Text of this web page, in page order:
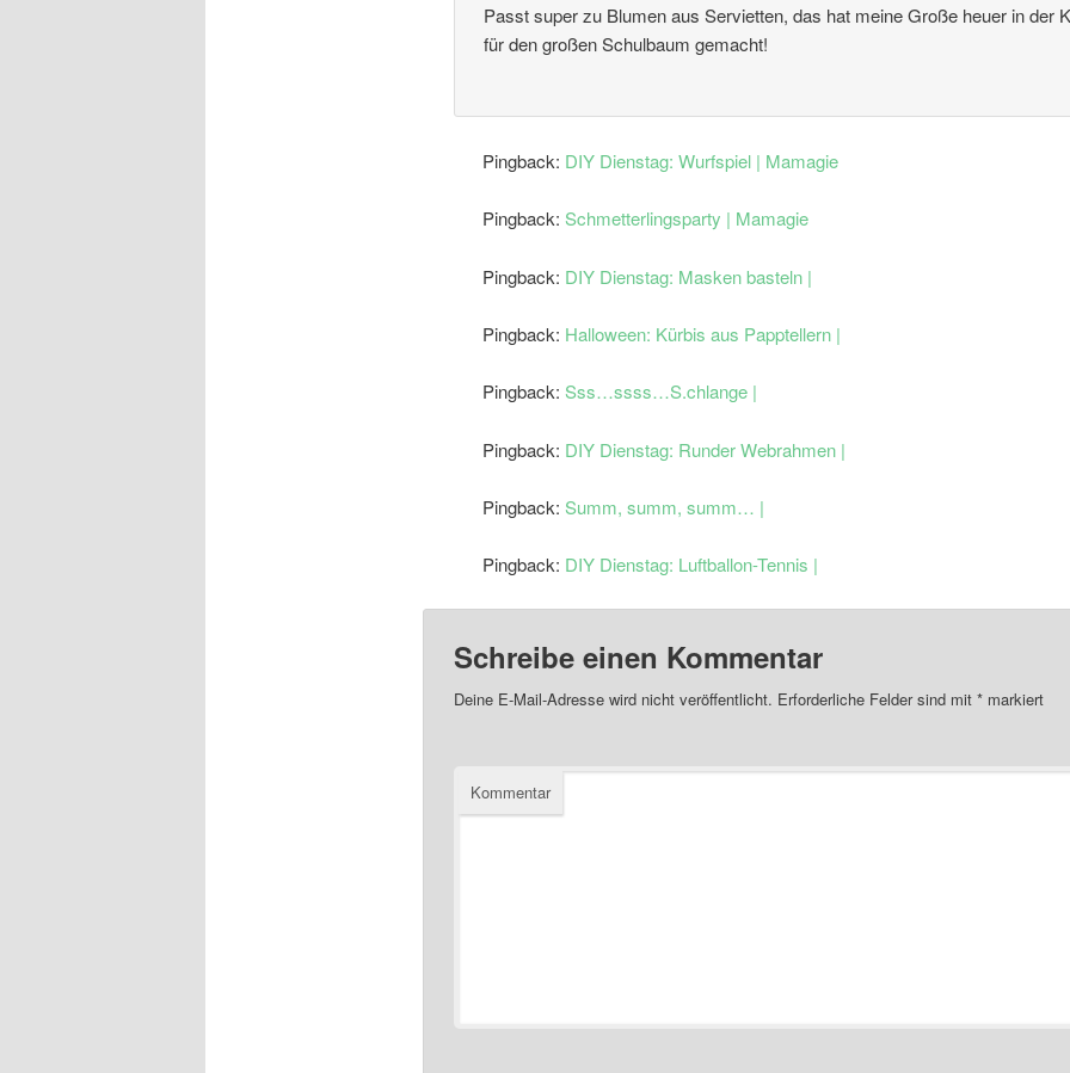
Passt super zu Blumen aus Servietten, das hat meine Große heuer in der
für den großen Schulbaum gemacht!
Pingback: DIY Dienstag: Wurfspiel | Mamagie
Pingback:Schmetterlingsparty | Mamagie
Pingback: DIY Dienstag: Masken basteln |
Pingback: Halloween: Kürbis aus Papptellern |
Pingback:Sss…ssss…S.chlange |
Pingback: DIY Dienstag: Runder Webrahmen |
Pingback:Summ, summ, summ… |
Pingback: DIY Dienstag: Luftballon-Tennis |
Schreibe einen Kommentar
Deine E-Mail-Adresse wird nicht veröffentlicht. Erforderliche Felder sind mit *markiert
Kommentar